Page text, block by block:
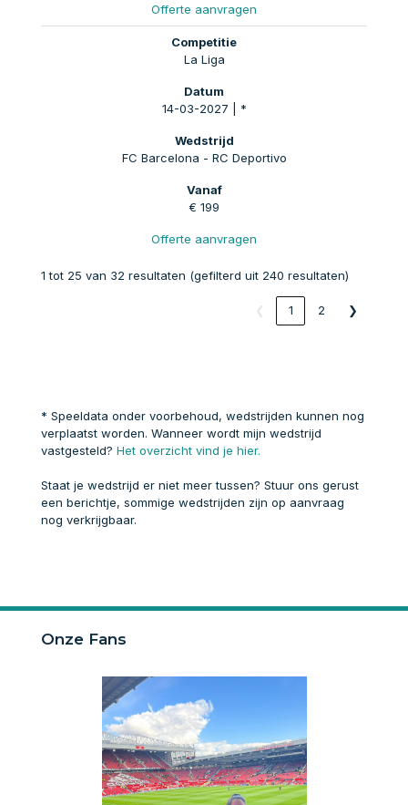
Offerte aanvragen
La Liga
14-03-2027 | *
FC Barcelona - RC Deportivo
€ 199
Offerte aanvragen
1 tot 25 van 32 resultaten (gefilterd uit 240 resultaten)
1 2 ❯
* Speeldata onder voorbehoud, wedstrijden kunnen nog
verplaatst worden. Wanneer wordt mijn wedstrijd
vastgesteld? Het overzicht vind je hier.
Staat je wedstrijd er niet meer tussen? Stuur ons gerust
een berichtje, sommige wedstrijden zijn op aanvraag
nog verkrijgbaar.
Onze Fans